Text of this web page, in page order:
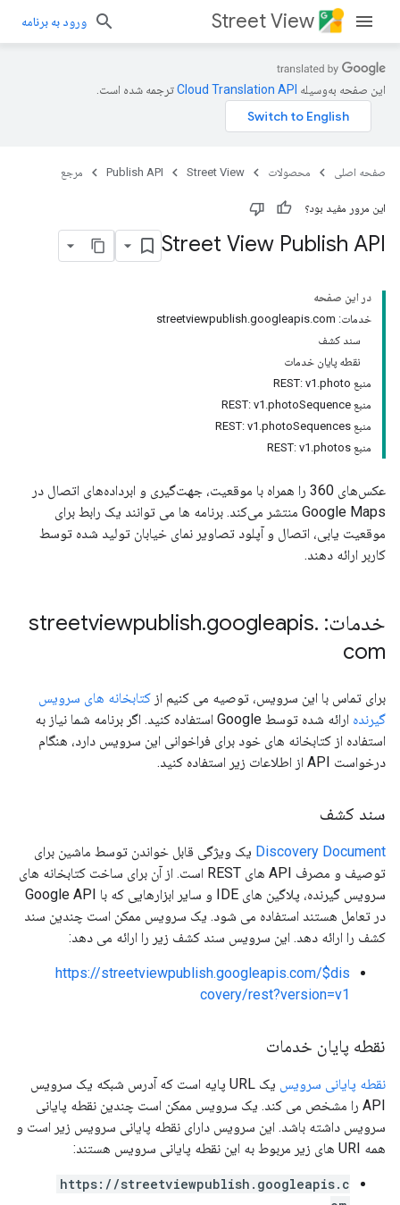
Street View ورود به برنامه
این صفحه به‌وسیله ترجمه شده است.
صفحه اصلی محصولات Street View
Publish API مرجع
این مرور مفید بود؟
Street View Publish API
در این صفحه
خدمات: streetviewpublish.googleapis.com
سند کشف
نقطه پایان خدمات
منبع REST: v1.photo
منبع REST: v1.photoSequence
منبع REST: v1.photoSequences
منبع REST: v1.photos
عکس‌های 360 را همراه با موقعیت، جهت‌گیری و ابرداده‌های اتصال در
Google Maps منتشر می‌کند. برنامه ها می توانند یک رابط برای
موقعیت یابی، اتصال و آپلود تصاویر نمای خیابان تولید شده توسط
کاربر ارائه دهند.
خدمات: streetviewpublish .googleapis.
com
برای تماس با این سرویس، توصیه می کنیم از کتابخانه های سرویس
گیرنده
ارائه شده توسط Google استفاده کنید. اگر برنامه شما نیاز به
استفاده از کتابخانه های خود برای فراخوانی این سرویس دارد، هنگام
درخواست API از اطلاعات زیر استفاده کنید.
سند کشف
Discovery Document یک ویژگی قابل خواندن توسط ماشین برای
توصیف و مصرف API های REST است. از آن برای ساخت کتابخانه های
سرویس گیرنده، پلاگین های IDE و سایر ابزارهایی که با Google API
در تعامل هستند استفاده می شود. یک سرویس ممکن است چندین سند
کشف را ارائه دهد. این سرویس سند کشف زیر را ارائه می دهد:
https://streetviewpublish.googleapis.com/$dis
covery/rest?version=v1
نقطه پایان خدمات
نقطه پایانی سرویس
یک URL پایه است که آدرس شبکه یک سرویس
API را مشخص می کند. یک سرویس ممکن است چندین نقطه پایانی
سرویس داشته باشد. این سرویس دارای نقطه پایانی سرویس زیر است و
همه URI های زیر مربوط به این نقطه پایانی سرویس هستند:
https://streetviewpublish.googleapis.c